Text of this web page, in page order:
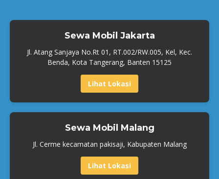
Sewa Mobil Jakarta
Jl. Atang Sanjaya No.Rt 01, RT.002/RW.005, Kel, Kec.
Benda, Kota Tangerang, Banten 15125
Lihat Lokasi
Sewa Mobil Malang
Jl. Cerme kecamatan pakisaji, Kabupaten Malang
Lihat Lokasi